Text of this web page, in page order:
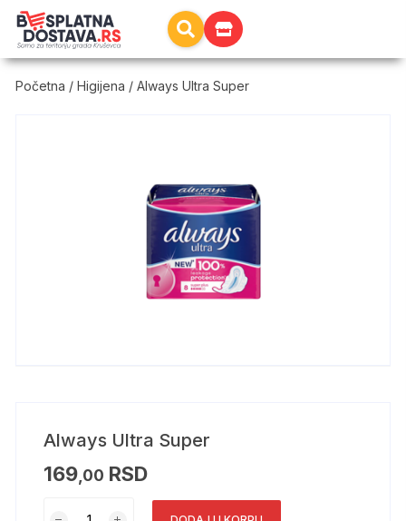
Početna /Higijena / Always Ultra Super
Always Ultra Super
169 ,00 RSD